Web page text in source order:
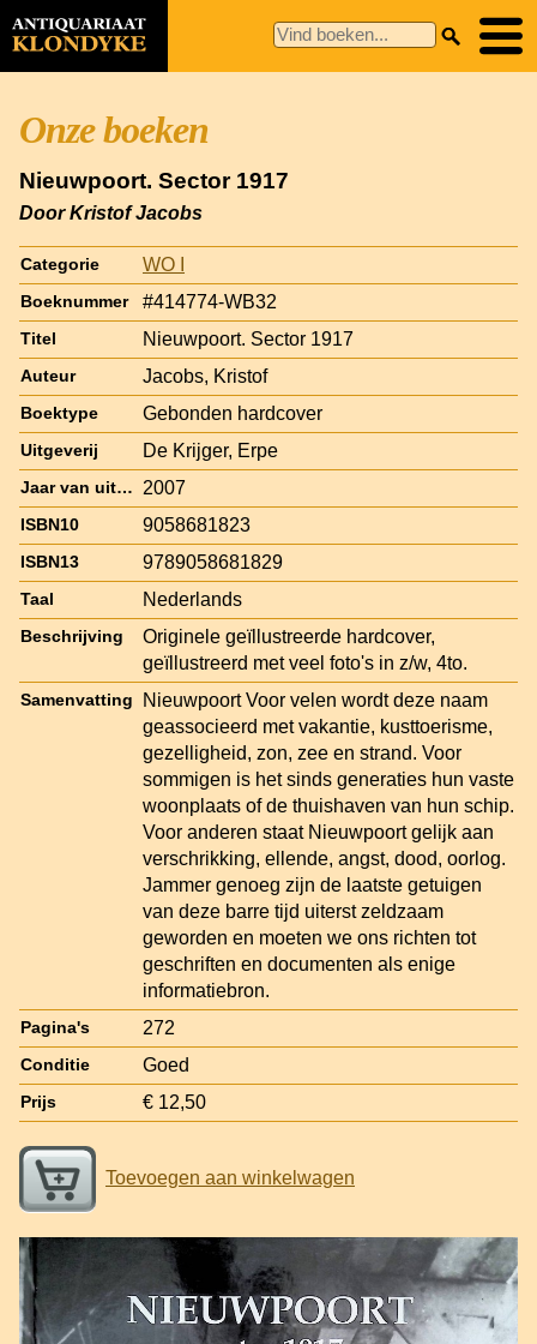
Onze boeken
Nieuwpoort. Sector 1917
Door Kristof Jacobs
Categorie WO I
Boeknummer #414774-WB32
Titel Nieuwpoort. Sector 1917
Auteur Jacobs, Kristof
Boektype Gebonden hardcover
Uitgeverij De Krijger, Erpe
Jaar van uitgave 2007
ISBN10 9058681823
ISBN13 9789058681829
Taal Nederlands
Beschrijving
Originele geïllustreerde hardcover,
geïllustreerd met veel foto's in z/w, 4to.
Samenvatting
Nieuwpoort Voor velen wordt deze naam
geassocieerd met vakantie, kusttoerisme,
gezelligheid, zon, zee en strand. Voor
sommigen is het sinds generaties hun vaste
woonplaats of de thuishaven van hun schip.
Voor anderen staat Nieuwpoort gelijk aan
verschrikking, ellende, angst, dood, oorlog.
Jammer genoeg zijn de laatste getuigen
van deze barre tijd uiterst zeldzaam
geworden en moeten we ons richten tot
geschriften en documenten als enige
informatiebron.
Pagina's 272
Conditie Goed
Prijs € 12,50
Toevoegen aan winkelwagen